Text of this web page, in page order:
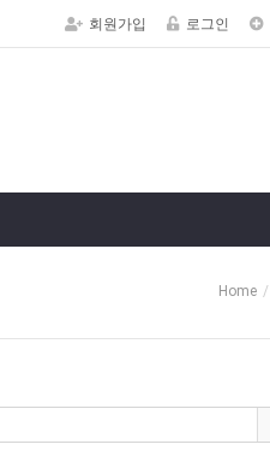
회원가입 로그인
Home